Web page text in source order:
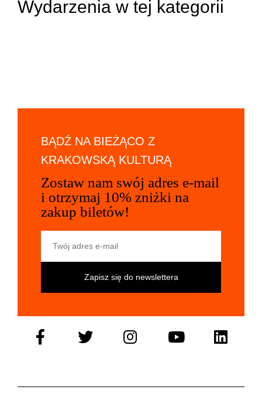
Wydarzenia w tej kategorii
BĄDŹ NA BIEŻĄCO Z
KRAKOWSKĄ KULTURĄ
Zostaw nam swój adres e-mail
i otrzymaj 10% zniżki na
zakup biletów!